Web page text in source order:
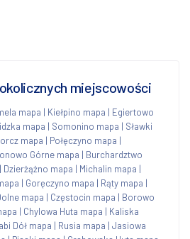
miejscowości
mapa | Kiełpino mapa | Egiertowo
mapa | Somonino mapa | Sławki
mapa | Połęczyno mapa |
Górne mapa | Burchardztwo
| Dzierżążno mapa | Michalin mapa |
| Goręczyno mapa | Rąty mapa |
mapa | Częstocin mapa | Borowo
| Chylowa Huta mapa | Kaliska
Dół mapa | Rusia mapa | Jasiowa